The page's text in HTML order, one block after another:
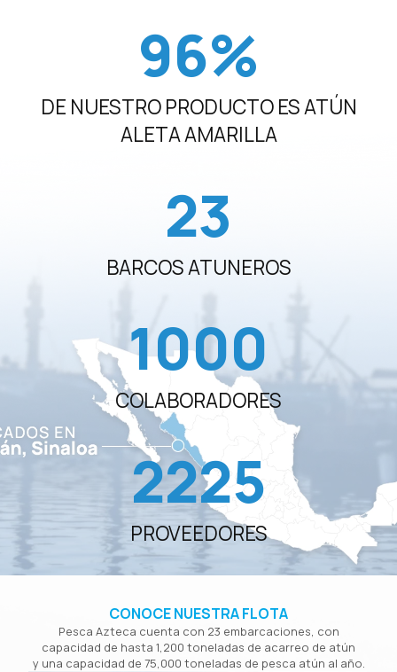
96%
DE NUESTRO PRODUCTO ES ATÚN
ALETA AMARILLA
23
BARCOS ATUNEROS
1000
COLABORADORES
2225
PROVEEDORES
CONOCE NUESTRA FLOTA
Pesca Azteca cuenta con 23 embarcaciones, con
capacidad de hasta 1,200 toneladas de acarreo de atún
y una capacidad de 75,000 toneladas de pesca atún al año.